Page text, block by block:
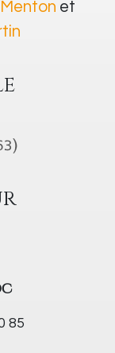
Menton et
85